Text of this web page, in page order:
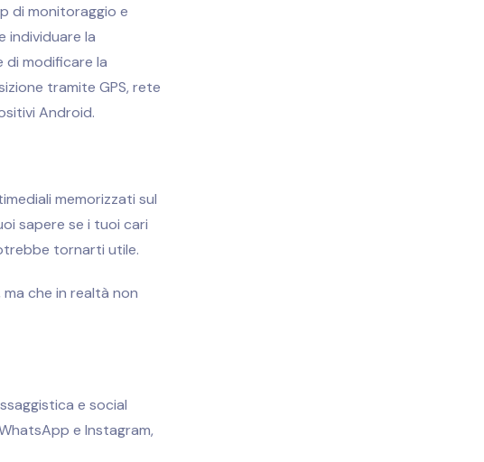
di monitoraggio e
individuare la
di modificare la
tramite GPS, rete
Android.
memorizzati sul
sapere se i tuoi cari
tornarti utile.
che in realtà non
e social
e Instagram,